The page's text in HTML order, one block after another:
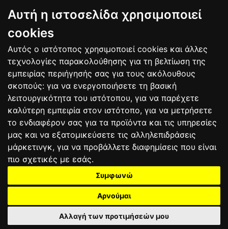
Αυτή η ιστοσελίδα χρησιμοποιεί
cookies
Αυτός ο ιστότοπος χρησιμοποιεί cookies και άλλες
τεχνολογίες παρακολούθησης για τη βελτίωση της
εμπειρίας περιήγησής σας για τους ακόλουθους
σκοπούς: για να ενεργοποιήσετε τη βασική
λειτουργικότητα του ιστότοπου, για να παρέχετε
καλύτερη εμπειρία στον ιστότοπο, για να μετρήσετε
το ενδιαφέρον σας για τα προϊόντα και τις υπηρεσίες
μας και να εξατομικεύσετε τις αλληλεπιδράσεις
μάρκετινγκ, για να προβάλλετε διαφημίσεις που είναι
πιο σχετικές με εσάς.
Συμφωνώ
Αρνούμαι
Αλλαγή των προτιμήσεών μου
9 Alex MARQUEZ SPA
106
Luca MARINI
Bαθμολογία
ΟΡΟΙ ΧΡΗΣΗΣΠΟΛΙΤΙΚΗ ΠΡΟΣΤΑΣΙΑΣ
ΑΓΩΝΕΣΑΠΟΤΕΛΕΣΜΑΤΑΑΓΟΡΑ